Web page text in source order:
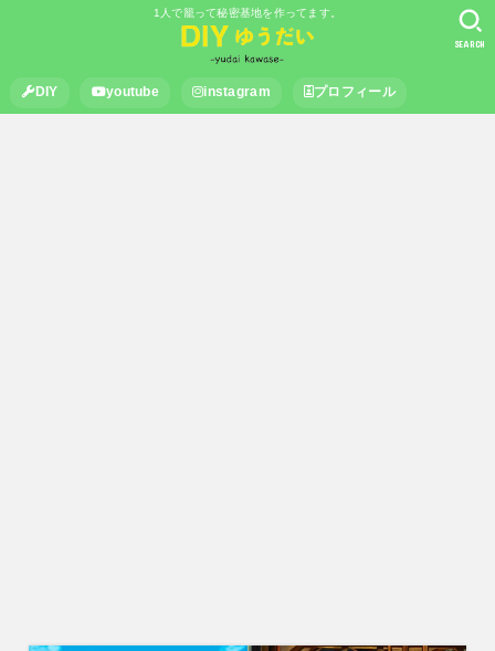
1人で籠って秘密基地を作ってます。
DIY youtube instagram プロフィール
SEARCH